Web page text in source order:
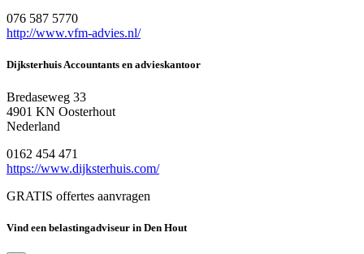
076 587 5770
http://www.vfm-advies.nl/
Dijksterhuis Accountants en advieskantoor
Bredaseweg 33
4901 KN Oosterhout
Nederland
0162 454 471
https://www.dijksterhuis.com/
GRATIS offertes aanvragen
Vind een belastingadviseur in Den Hout